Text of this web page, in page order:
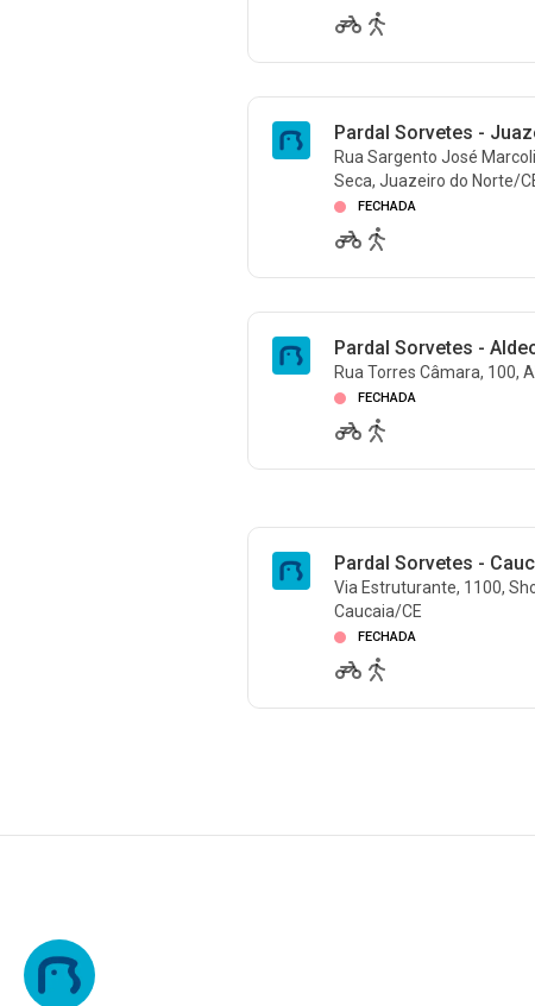
Pardal Sorvetes -
Rua Sargento José
Seca, Juazeiro do Norte/
FECHADA
Pardal Sorvetes -
Rua Torres Câmara, 100,
FECHADA
Pardal Sorvetes -
Via Estruturante, 1100,
Caucaia/CE
FECHADA